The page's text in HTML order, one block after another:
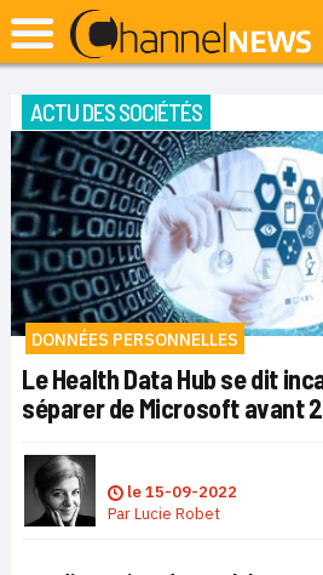
ACTU DES SOCIÉTÉS
DONNÉES PERSONNELLES
Le Health Data Hub se dit
séparer de Microsoft avant
le15-09-2022
ParLucie Robet